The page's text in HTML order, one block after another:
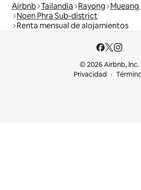
Airbnb Tailandia Rayong Mueang
Noen Phra Sub-district
Renta mensual de alojamientos
© 2026 Airbnb, Inc.
Privacidad